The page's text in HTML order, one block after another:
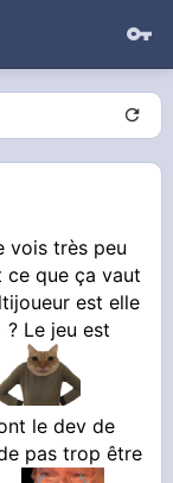
vois très peu
ce que ça vaut
est elle
Le jeu est
le dev de
pas trop être